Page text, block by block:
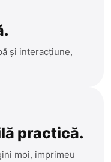
și interacțiune,
practică.
moi, imprimeu